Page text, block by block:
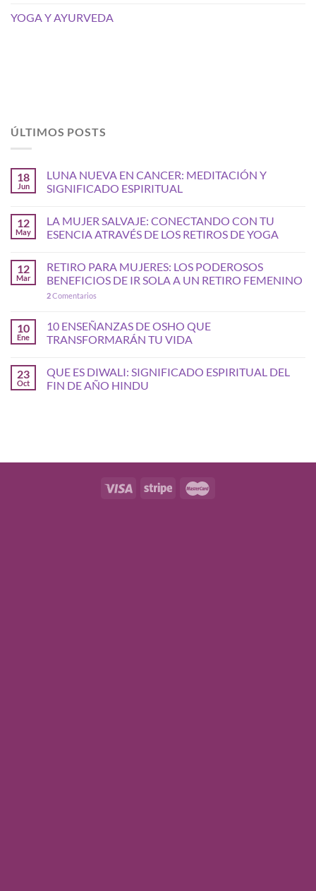
YOGA Y AYURVEDA
ÚLTIMOS POSTS
18
Jun
LUNA NUEVA EN CANCER: MEDITACIÓN Y
SIGNIFICADO ESPIRITUAL
12
May
LA MUJER SALVAJE: CONECTANDO CON TU
ESENCIA ATRAVÉS DE LOS RETIROS DE YOGA
12
Mar
RETIRO PARA MUJERES: LOS PODEROSOS
BENEFICIOS DE IR SOLA A UN RETIRO FEMENINO
2Comentarios
10
Ene
10 ENSEÑANZAS DE OSHO QUE
TRANSFORMARÁN TU VIDA
23
Oct
QUE ES DIWALI: SIGNIFICADO ESPIRITUAL DEL
FIN DE AÑO HINDU